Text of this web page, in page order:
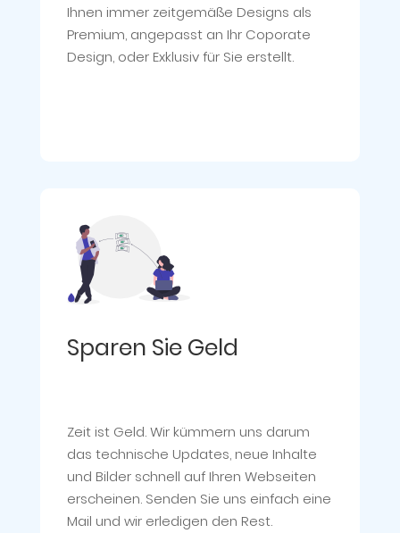
Ihnen immer zeitgemäße Designs als
Premium, angepasst an Ihr Coporate
Design, oder Exklusiv für Sie erstellt.
Sparen Sie Geld
Zeit ist Geld. Wir kümmern uns darum
das technische Updates, neue Inhalte
und Bilder schnell auf Ihren Webseiten
erscheinen. Senden Sie uns einfach eine
Mail und wir erledigen den Rest.